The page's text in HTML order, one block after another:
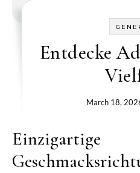
Entdecke
March 18,
Einzigartige